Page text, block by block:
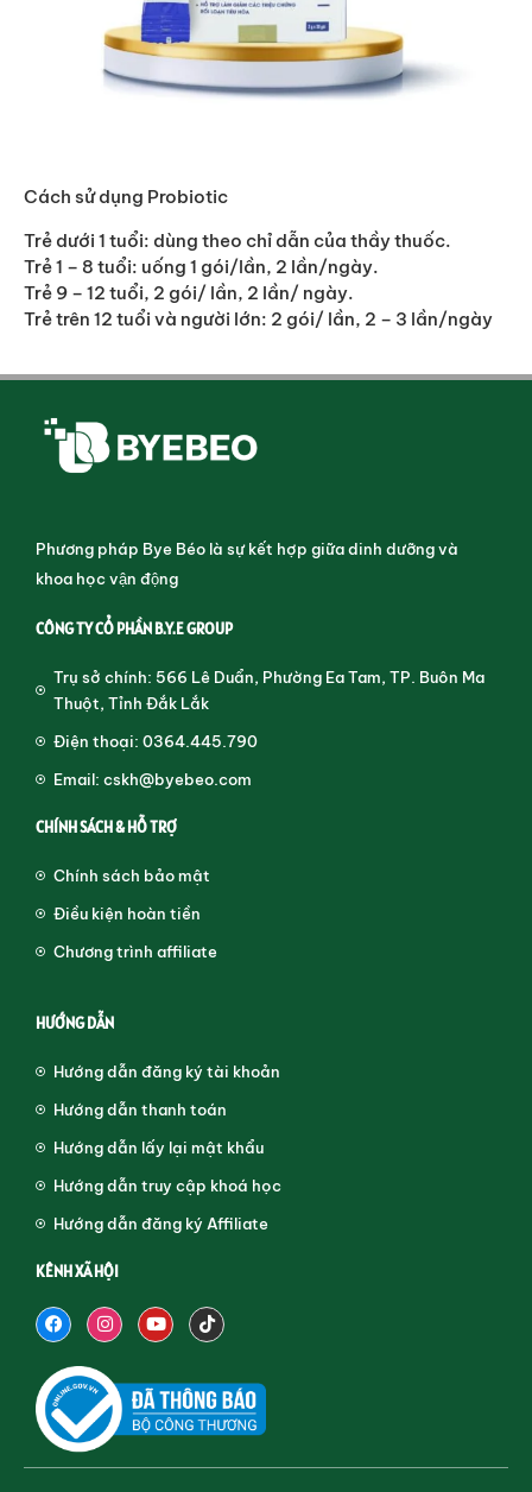
Cách sử dụng Probiotic
Trẻ dưới 1 tuổi: dùng theo chỉ dẫn của thầy thuốc.
Trẻ 1 – 8 tuổi: uống 1 gói/lần, 2 lần/ngày.
Trẻ 9 – 12 tuổi, 2 gói/ lần, 2 lần/ ngày.
Trẻ trên 12 tuổi và người lớn: 2 gói/ lần, 2 – 3 lần/ngày
Phương pháp Bye Béo là sự kết hợp giữa dinh dưỡng và
khoa học vận động
CÔNG TY CỔ PHẦN B.Y.E GROUP
Trụ sở chính: 566 Lê Duẩn, Phường Ea Tam, TP. Buôn Ma
Thuột, Tỉnh Đắk Lắk
Điện thoại: 0364.445.790
Email: cskh@byebeo.com
CHÍNH SÁCH & HỖ TRỢ
Chính sách bảo mật
Điều kiện hoàn tiền
Chương trình affiliate
HƯỚNG DẪN
Hướng dẫn đăng ký tài khoản
Hướng dẫn thanh toán
Hướng dẫn lấy lại mật khẩu
Hướng dẫn truy cập khoá học
Hướng dẫn đăng ký Affiliate
KÊNH XÃ HỘI